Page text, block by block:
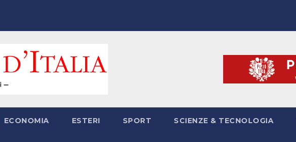
ECONOMIA ESTERI SPORT SCIENZE & TECNOLOGIA